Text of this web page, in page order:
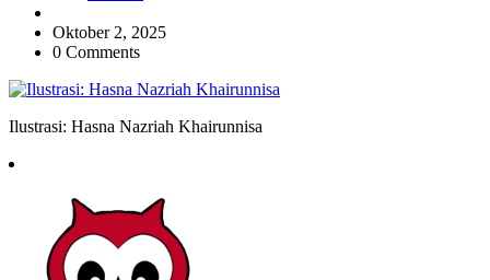
Oktober 2, 2025
0 Comments
Ilustrasi: Hasna Nazriah Khairunnisa